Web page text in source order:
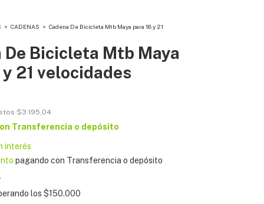
> CADENAS > Cadena De Bicicleta Mtb Maya para 18 y 21
De Bicicleta Mtb Maya
y 21 velocidades
$3.195,04
Transferencia o depósito
interés
pagando con Transferencia o depósito
los $150.000